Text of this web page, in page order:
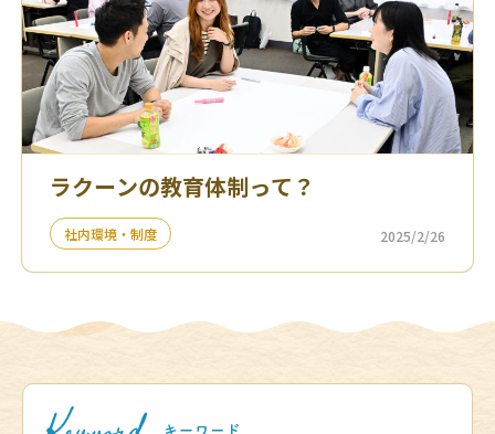
ラクーンの教育体制って？
社内環境・制度 2025/2/26